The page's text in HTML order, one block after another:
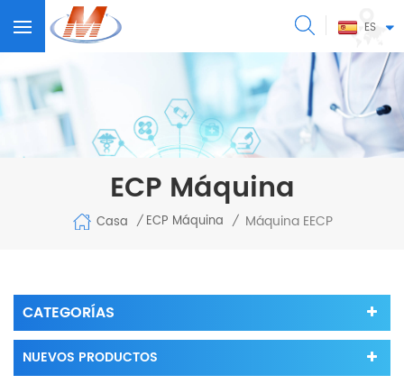
ES
ECP Máquina
Casa / ECP Máquina / Máquina EECP
CATEGORÍAS
NUEVOS PRODUCTOS